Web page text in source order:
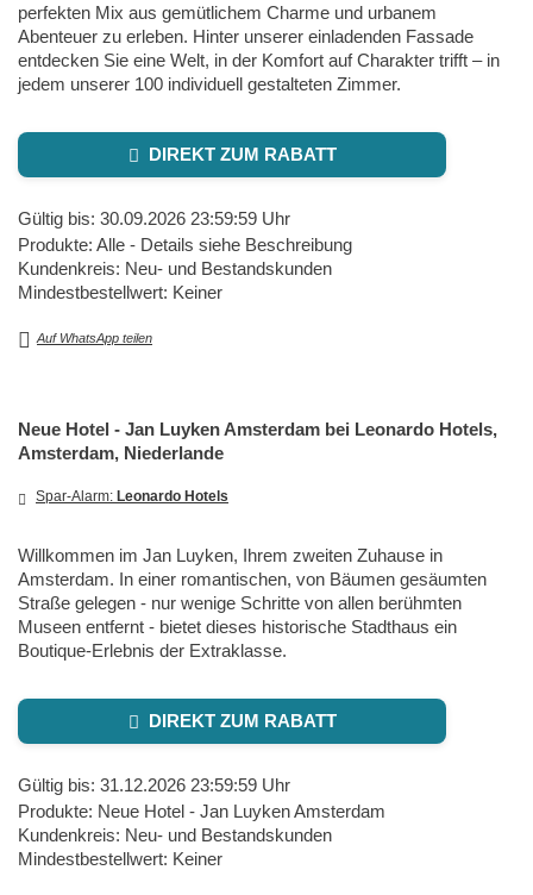
perfekten Mix aus gemütlichem Charme und urbanem
Abenteuer zu erleben. Hinter unserer einladenden Fassade
entdecken Sie eine Welt, in der Komfort auf Charakter trifft – in
jedem unserer 100 individuell gestalteten Zimmer.
DIREKT ZUM RABATT
Gültig bis: 30.09.2026 23:59:59 Uhr
Produkte: Alle - Details siehe Beschreibung
Kundenkreis: Neu- und Bestandskunden
Mindestbestellwert: Keiner
Auf WhatsApp teilen
Neue Hotel - Jan Luyken Amsterdam bei Leonardo Hotels,
Amsterdam, Niederlande
Spar-Alarm: Leonardo Hotels
Willkommen im Jan Luyken, Ihrem zweiten Zuhause in
Amsterdam. In einer romantischen, von Bäumen gesäumten
Straße gelegen - nur wenige Schritte von allen berühmten
Museen entfernt - bietet dieses historische Stadthaus ein
Boutique-Erlebnis der Extraklasse.
DIREKT ZUM RABATT
Gültig bis: 31.12.2026 23:59:59 Uhr
Produkte: Neue Hotel - Jan Luyken Amsterdam
Kundenkreis: Neu- und Bestandskunden
Mindestbestellwert: Keiner